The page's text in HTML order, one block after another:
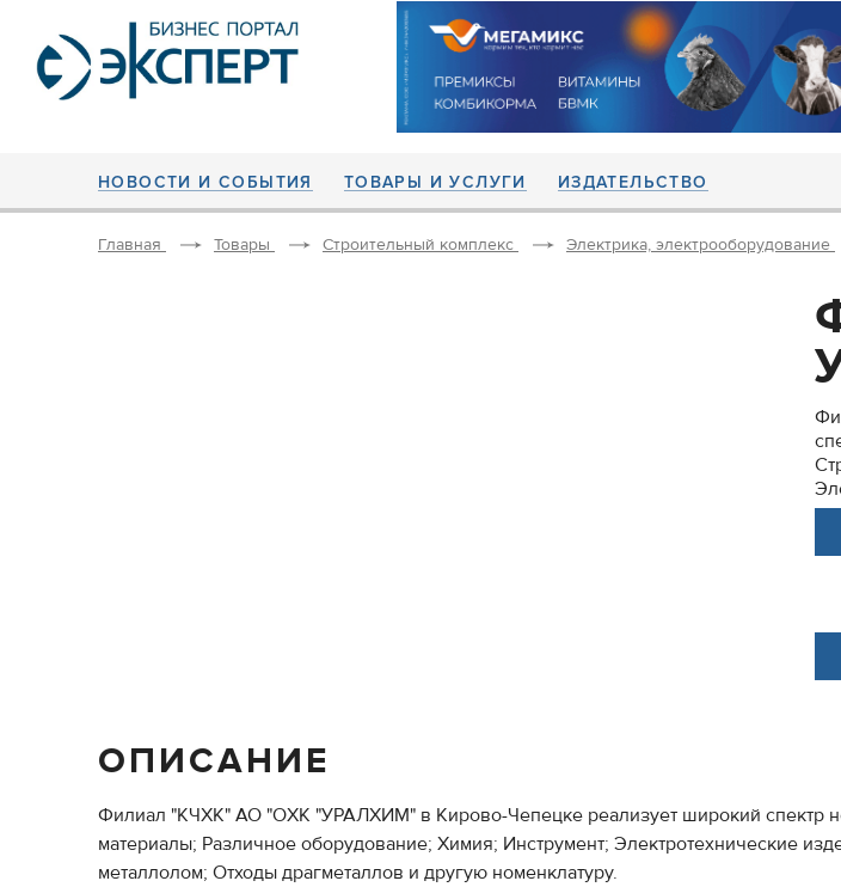
НОВОСТИ И СОБЫТИЯ ТОВАРЫ И УСЛУГИ ИЗДАТЕЛЬСТВО
Главная Товары Строительный комплекс Электрика, электрооборудование
ОПИСАНИЕ
Филиал "КЧХК" АО "ОХК "УРАЛХИМ" в Кирово-Чепецке реализует широкий спектр
материалы; Различное оборудование; Химия; Инструмент; Электротехнические
металлолом; Отходы драгметаллов и другую номенклатуру.